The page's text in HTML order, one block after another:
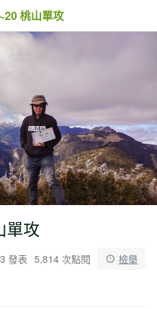
桃山單攻
單攻
發表 5,814 次點閱 檢舉